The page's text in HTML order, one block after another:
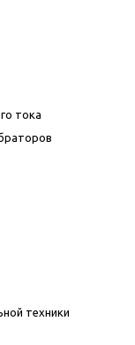
тока
техники